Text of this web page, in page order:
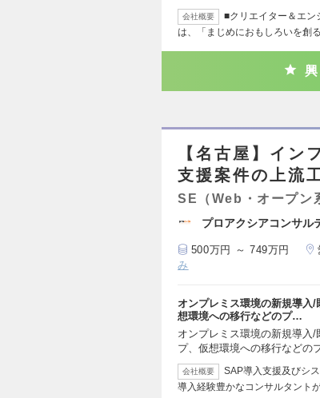
会社概要
■クリエイター＆エン
は、「まじめにおもしろいを創
【名古屋】イン
支援案件の上流
SE（Web・オープン
プロアクシアコンサル
500万円 ～ 749万円
み
オンプレミス環境の新規導入
想環境への移行などのプ…
オンプレミス環境の新規導入
プ、仮想環境への移行などの
会社概要
SAP導入支援及びシ
導入経験豊かなコンサルタント